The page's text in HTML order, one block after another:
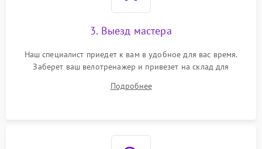
3. Выезд мастера
Наш специалист приедет к вам в удобное для вас время.
Заберет ваш велотренажер и привезет на склад для
Подробнее